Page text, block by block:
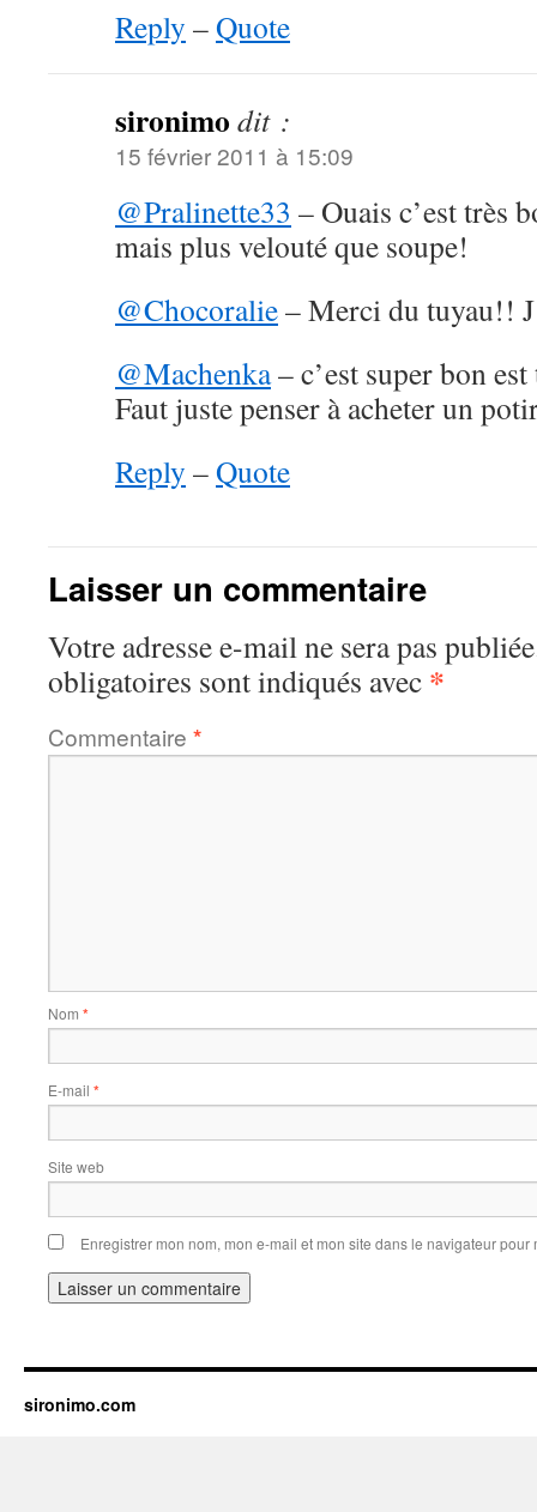
Reply –Quote
sironimo dit :
15 février 2011 à 15:09
@Pralinette33 – Ouais c’est très
mais plus velouté que soupe!
@Chocoralie– Merci du tuyau!!
@Machenka– c’est super bon
Faut juste penser à acheter un
Reply –Quote
Laisser un commentaire
Votre adresse e-mail ne sera pas
obligatoires sont indiqués avec *
Commentaire *
Nom *
E-mail *
Site web
Enregistrer mon nom, mon e-mail et mon site dans le navigateur
sironimo.com